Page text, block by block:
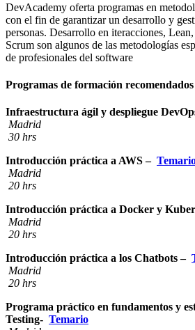
DevAcademy oferta programas en
con el fin de garantizar un desarrollo y
personas. Desarrollo en iteracciones,
Scrum son algunos de las metodologías
de profesionales del software
Programas de formación recomendados
Infraestructura ágil y despliegue
Madrid
30 hrs
Introducción práctica a AWS–
Madrid
20 hrs
Introducción práctica a Docker y
Madrid
20 hrs
Introducción práctica a los Chatbots–
Madrid
20 hrs
Programa práctico en fundamentos y
Testing- Temario